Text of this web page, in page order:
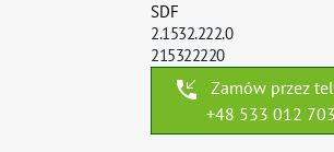
SDF
2.1532.222.0
215322220
phone_callback
Zamów przez
+48 533 012 703